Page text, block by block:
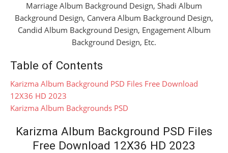
Marriage Album Background Design, Shadi Album
Background Design, Canvera Album Background Design,
Candid Album Background Design, Engagement Album
Background Design, Etc.
Table of Contents
Karizma Album Background PSD Files Free Download
12X36 HD 2023
Karizma Album Backgrounds PSD
Karizma Album Background PSD Files
Free Download 12X36 HD 2023